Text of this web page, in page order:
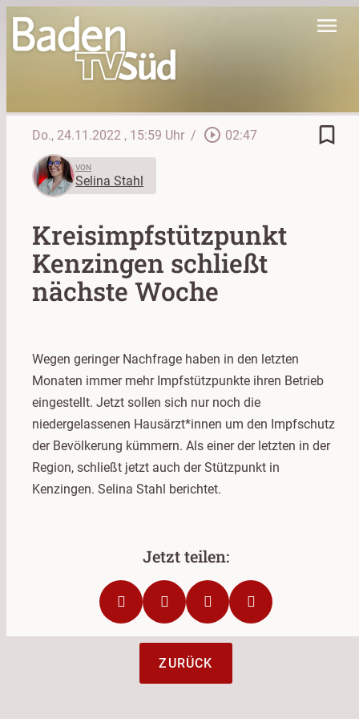
menu
Do., 24.11.2022 , 15:59 Uhr / play_circle_outline 02:47 bookmark_border
VON
Selina Stahl
Kreisimpfstützpunkt
Kenzingen schließt
nächste Woche
Wegen geringer Nachfrage haben in den letzten
Monaten immer mehr Impfstützpunkte ihren Betrieb
eingestellt. Jetzt sollen sich nur noch die
niedergelassenen Hausärzt*innen um den Impfschutz
der Bevölkerung kümmern. Als einer der letzten in der
Region, schließt jetzt auch der Stützpunkt in
Kenzingen. Selina Stahl berichtet.
ZURÜCK